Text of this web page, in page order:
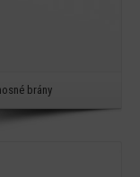
brány